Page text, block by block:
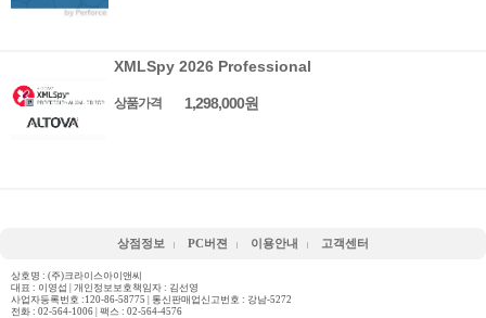
XMLSpy 2026 Professional
상품가격 1,298,000원
상점정보 PC버젼 이용안내 고객센터
상호명 : (주)크라이스아이앤씨
대표 : 이영섭 | 개인정보보호책임자 : 김선영
사업자등록번호 :120-86-58775 | 통신판매업신고번호 : 강남-5272
전화 : 02-564-1006 | 팩스 : 02-564-4576